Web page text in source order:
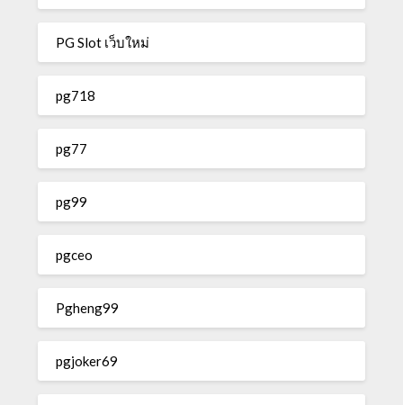
PG Slot เว็บใหม่
pg718
pg77
pg99
pgceo
Pgheng99
pgjoker69